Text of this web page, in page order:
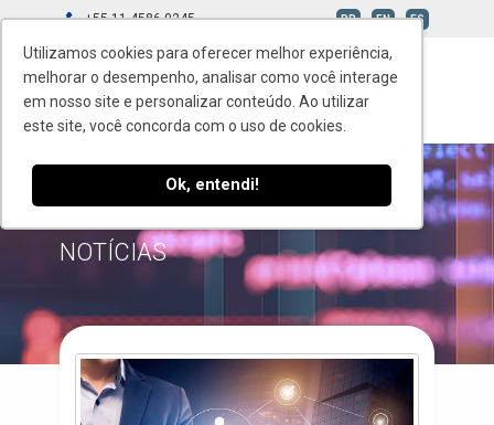
Utilizamos cookies para oferecer melhor experiência,
melhorar o desempenho, analisar como você interage
em nosso site e personalizar conteúdo. Ao utilizar
este site, você concorda com o uso de cookies.
Ok, entendi!
+55 11 4586-0245 BR EN ES
NOTÍCIAS